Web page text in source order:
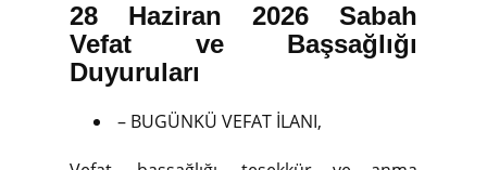
28 Haziran 2026 Sabah
Vefat ve Başsağlığı
Duyuruları
– BUGÜNKÜ VEFAT İLANI,